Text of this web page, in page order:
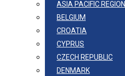
ASIA PACIFIC REGION
BELGIUM
CROATIA
CYPRUS
CZECH REPUBLIC
DENMARK